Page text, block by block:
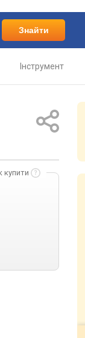
Знайти
Інструмент
купити